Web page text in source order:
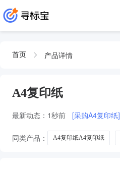
首页 产品详情
A4复印纸
最新动态： 1秒前 [采购A4复印纸]
同类产品： A4复印纸A4复印纸